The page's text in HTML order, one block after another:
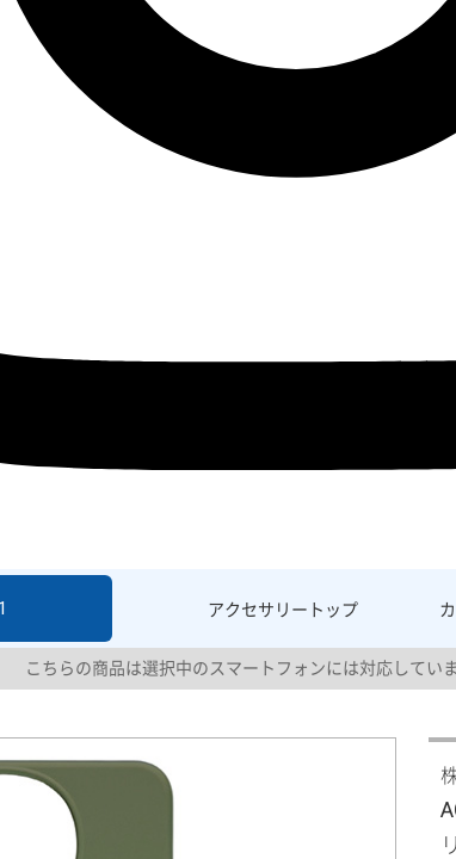
アクセサリー トップ
こちらの商品は選択中のスマートフォンには対応していま